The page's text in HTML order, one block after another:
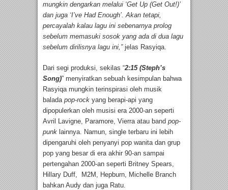
mungkin dengarkan melalui ‘Get Up (Get Out!)’
dan juga ‘I’ve Had Enough’. Akan tetapi,
percayalah kalau lagu ini sebenarnya prolog
sebelum memasuki sosok yang ada di dua lagu
sebelum dirilisnya lagu ini,” jelas Rasyiqa.
Dari segi produksi, sekilas “2:15 (Steph’s
Song)” menyiratkan sebuah kesimpulan bahwa
Rasyiqa mungkin terinspirasi oleh musik
balada pop-rock yang berapi-api yang
dipopulerkan oleh musisi era 2000-an seperti
Avril Lavigne, Paramore, Vierra atau band pop-
punk lainnya. Namun, single terbaru ini lebih
dipengaruhi oleh penyanyi pop wanita dan grup
pop yang besar di era akhir 90-an sampai
pertengahan 2000-an seperti Britney Spears,
Hillary Duff, M2M, Hepburn, Michelle Branch
bahkan Audy dan juga Ratu.